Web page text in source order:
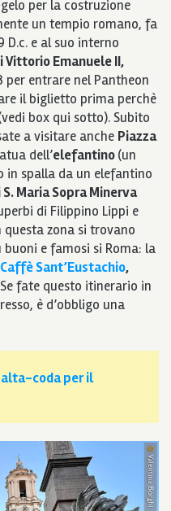
per la costruzione
un tempio romano, fa
D.c. e al suo interno
Vittorio Emanuele II,
per entrare nel Pantheon
il biglietto prima perchè
box qui sotto). Subito
a visitare anche Piazza
dell’elefantino(un
in spalla da un elefantino
S. Maria Sopra Minerva
di Filippino Lippi e
zona si trovano
e famosi si Roma: la
Caffè Sant’Eustachio,
Se fate questo itinerario in
è d’obbligo una
coda per il